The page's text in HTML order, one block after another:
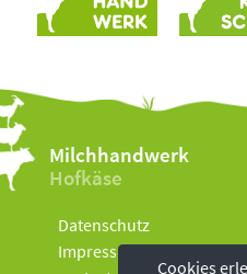
Cookies
Milchhandwerk
Hofkäse
Datenschutz
Impressum